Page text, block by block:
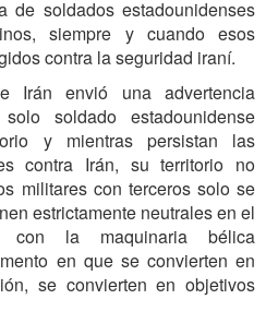
de soldados estadounidenses
siempre y cuando esos
contra la seguridad iraní.
Irán envió una advertencia
soldado estadounidense
y mientras persistan las
contra Irán, su territorio no
militares con terceros solo se
estrictamente neutrales en el
con la maquinaria bélica
en que se convierten en
se convierten en objetivos